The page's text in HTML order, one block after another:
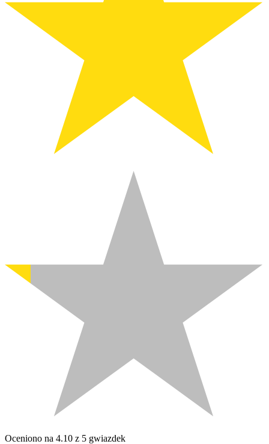
Oceniono na 4.10 z 5 gwiazdek